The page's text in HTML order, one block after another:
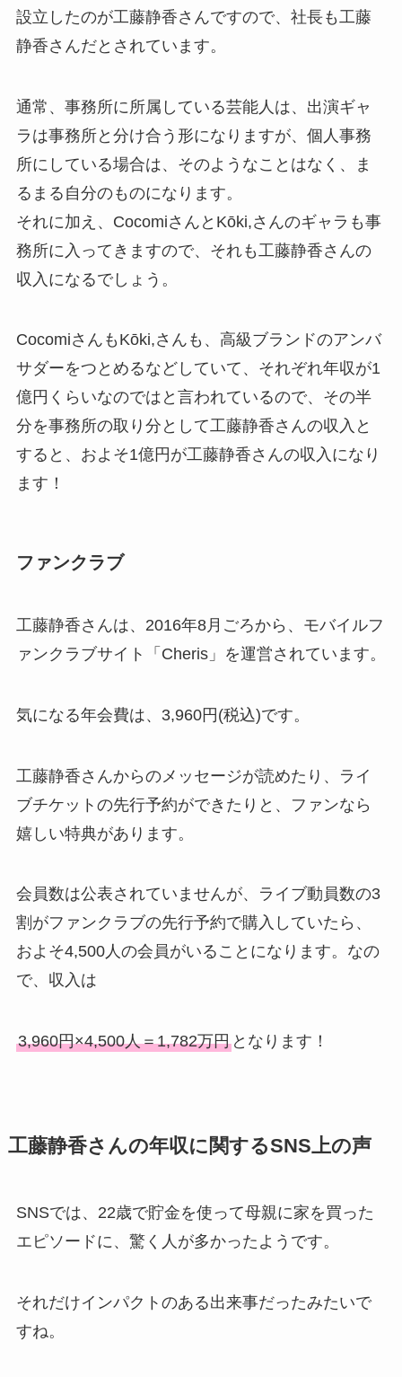
設立したのが工藤静香さんですので、社長も工藤
静香さんだとされています。
通常、事務所に所属している芸能人は、出演ギャ
ラは事務所と分け合う形になりますが、個人事務
所にしている場合は、そのようなことはなく、ま
るまる自分のものになります。
それに加え、CocomiさんとKōki,さんのギャラも事
務所に入ってきますので、それも工藤静香さんの
収入になるでしょう。
CocomiさんもKōki,さんも、高級ブランドのアンバ
サダーをつとめるなどしていて、それぞれ年収が1
億円くらいなのではと言われているので、その半
分を事務所の取り分として工藤静香さんの収入と
すると、およそ1億円が工藤静香さんの収入になり
ます！
ファンクラブ
工藤静香さんは、2016年8月ごろから、モバイルフ
ァンクラブサイト「Cheris」を運営されています。
気になる年会費は、3,960円(税込)です。
工藤静香さんからのメッセージが読めたり、ライ
ブチケットの先行予約ができたりと、ファンなら
嬉しい特典があります。
会員数は公表されていませんが、ライブ動員数の3
割がファンクラブの先行予約で購入していたら、
およそ4,500人の会員がいることになります。なの
で、収入は
3,960円×4,500人＝1,782万円となります！
工藤静香さんの年収に関するSNS上の声
SNSでは、22歳で貯金を使って母親に家を買った
エピソードに、驚く人が多かったようです。
それだけインパクトのある出来事だったみたいで
すね。